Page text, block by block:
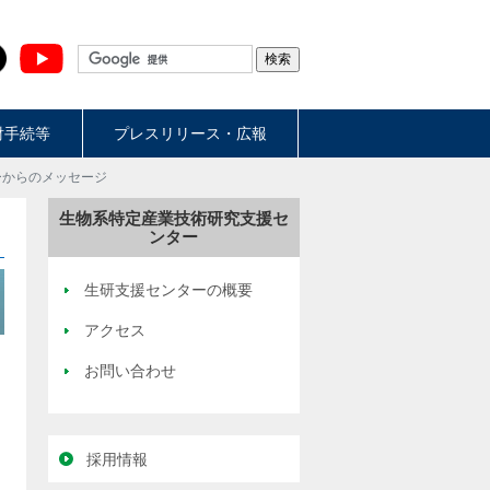
手続等 プレスリリース・広報
らのメッセージ
生物系特定産業技術研究支援セ
ンター
生研支援センターの概要
アクセス
お問い合わせ
採用情報